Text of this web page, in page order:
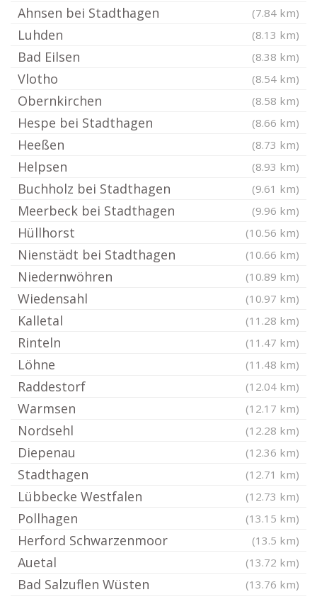
Ahnsen bei Stadthagen (7.84 km)
Luhden (8.13 km)
Bad Eilsen (8.38 km)
Vlotho (8.54 km)
Obernkirchen (8.58 km)
Hespe bei Stadthagen (8.66 km)
Heeßen (8.73 km)
Helpsen (8.93 km)
Buchholz bei Stadthagen (9.61 km)
Meerbeck bei Stadthagen (9.96 km)
Hüllhorst (10.56 km)
Nienstädt bei Stadthagen (10.66 km)
Niedernwöhren (10.89 km)
Wiedensahl (10.97 km)
Kalletal (11.28 km)
Rinteln (11.47 km)
Löhne (11.48 km)
Raddestorf (12.04 km)
Warmsen (12.17 km)
Nordsehl (12.28 km)
Diepenau (12.36 km)
Stadthagen (12.71 km)
Lübbecke Westfalen (12.73 km)
Pollhagen (13.15 km)
Herford Schwarzenmoor (13.5 km)
Auetal (13.72 km)
Bad Salzuflen Wüsten (13.76 km)